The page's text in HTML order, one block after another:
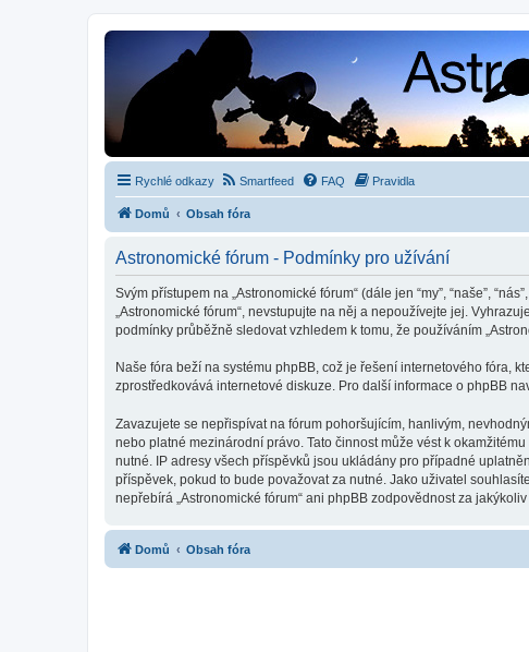
Rychlé odkazy Smartfeed FAQ Pravidla
Domů Obsah fóra
Astronomické fórum - Podmínky pro užívání
Svým přístupem na „Astronomické fórum“ (dále jen “my”, “naše”,
„Astronomické fórum“, nevstupujte na něj a nepoužívejte jej.
podmínky průběžně sledovat vzhledem k tomu, že používáním
Naše fóra beží na systému phpBB, což je řešení internetového fóra,
zprostředkovává internetové diskuze. Pro další informace o phpBB
Zavazujete se nepřispívat na fórum pohoršujícím, hanlivým,
nebo platné mezinárodní právo. Tato činnost může vést k
nutné. IP adresy všech příspěvků jsou ukládány pro případné
příspěvek, pokud to bude považovat za nutné. Jako uživatel
nepřebírá „Astronomické fórum“ ani phpBB zodpovědnost za
Domů Obsah fóra